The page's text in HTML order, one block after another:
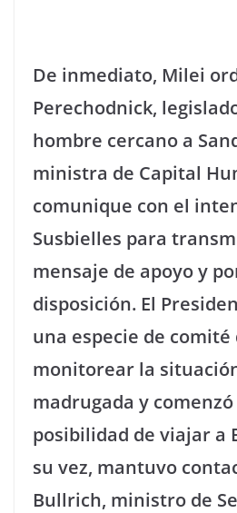
De inmediato, Milei
Perechodnick,
hombre cercano a
ministra de Capital
comunique con el
Susbielles para
mensaje de apoyo y
disposición. El
una especie de comité
monitorear la
madrugada y
posibilidad de viajar a
su vez, mantuvo
Bullrich, ministro de